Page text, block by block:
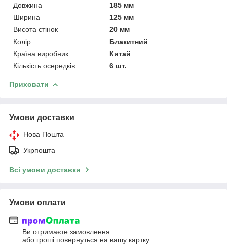
Довжина
185 мм
Ширина
125 мм
Висота стінок
20 мм
Колір
Блакитний
Країна виробник
Китай
Кількість осередків
6 шт.
Приховати
Умови доставки
Нова Пошта
Укрпошта
Всі умови доставки
Умови оплати
Ви отримаєте замовлення
або гроші повернуться на вашу картку